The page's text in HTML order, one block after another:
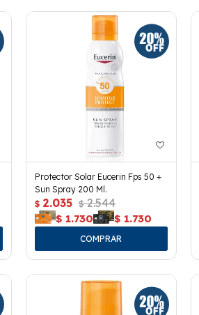
Protector Solar Eucerin Fps 50 +
Sun Spray 200 Ml.
$ 2.035 $ 2.544
$ 1.730 $ 1.730